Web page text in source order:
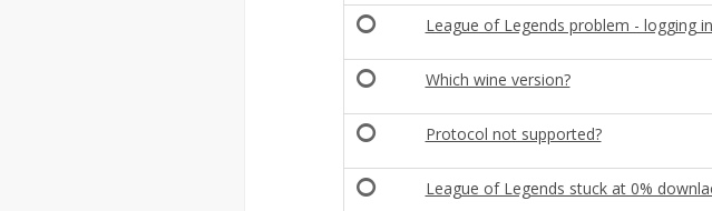
League of Legends problem - logging in
Which wine version?
Protocol not supported?
League of Legends stuck at 0%